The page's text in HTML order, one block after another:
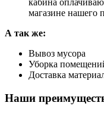
кабина
магазине нашего
А так же:
Вывоз мусора
Уборка
Доставка
Наши